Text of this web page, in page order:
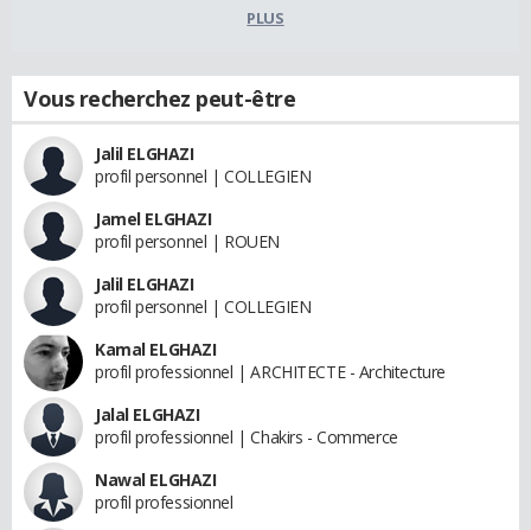
PLUS
Vous recherchez peut-être
Jalil ELGHAZI
profil personnel | COLLEGIEN
Jamel ELGHAZI
profil personnel | ROUEN
Jalil ELGHAZI
profil personnel | COLLEGIEN
Kamal ELGHAZI
profil professionnel | ARCHITECTE - Architecture
Jalal ELGHAZI
profil professionnel | Chakirs - Commerce
Nawal ELGHAZI
profil professionnel